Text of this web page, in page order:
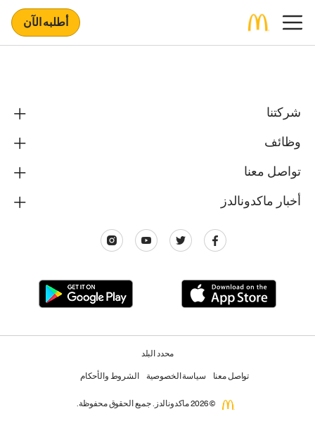
أطلبه الآن
شركتنا
وظائف
تواصل معنا
أخبار ماكدونالدز
محدد البلد
تواصل معنا سياسة الخصوصية الشروط والأحكام
© 2026 ماكدونالدز. جميع الحقوق محفوظة.